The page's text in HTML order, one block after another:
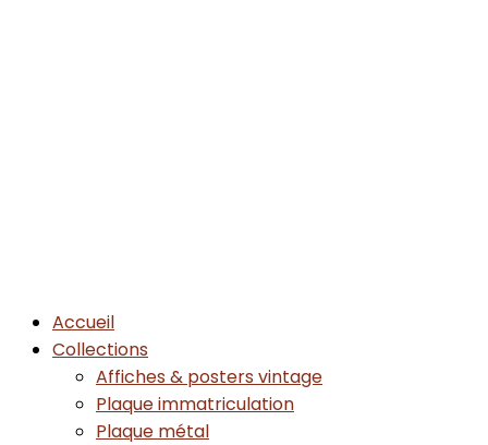
Accueil
Collections
Affiches & posters vintage
Plaque immatriculation
Plaque métal